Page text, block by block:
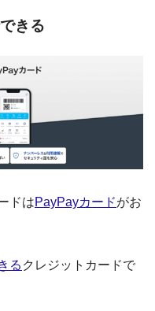
きる
ドはPayPayカードがお
る クレジットカードで